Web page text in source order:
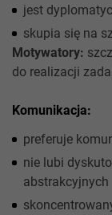
jest
skupia się na
Motywatory:
do realizacji
Komunikacja:
preferuje
nie lubi
abstrakcyjnych